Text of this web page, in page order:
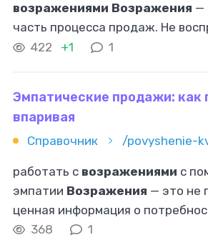
возражениями Возражения —
часть процесса продаж. Не
как отказ. Часто за
422 +1 1
Эмпатические продажи: как
впаривая
Справочник
работать с возражениями с
эмпатии Возражения — это не
ценная информация о
показывают, что волнует
368 1